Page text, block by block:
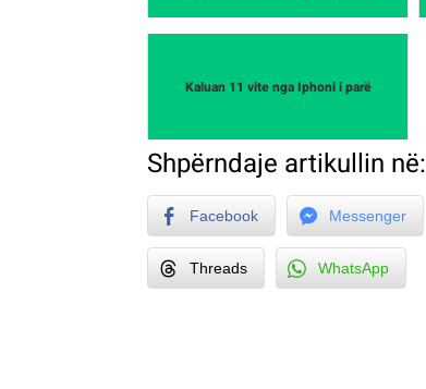
Kaluan 11 vite nga Iphoni i parë
Shpërndaje artikullin në:
Facebook Messenger
Threads WhatsApp